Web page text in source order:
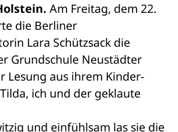
Am Freitag, dem 22.
die Berliner
Lara Schützsack die
Grundschule Neustädter
Lesung aus ihrem Kinder-
ich und der geklaute
und einfühlsam las sie die